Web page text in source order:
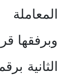
وبرفقها